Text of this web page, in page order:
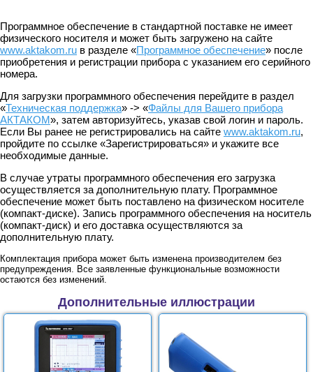
Программное обеспечение в стандартной поставке не имеет
физического носителя и может быть загружено на сайте
www.aktakom.ru в разделе «Программное обеспечение» после
приобретения и регистрации прибора с указанием его серийного
номера.
Для загрузки программного обеспечения перейдите в раздел
«Техническая поддержка» -> «Файлы для Вашего прибора
АКТАКОМ», затем авторизуйтесь, указав свой логин и пароль.
Если Вы ранее не регистрировались на сайте www.aktakom.ru,
пройдите по ссылке «Зарегистрироваться» и укажите все
необходимые данные.
В случае утраты программного обеспечения его загрузка
осуществляется за дополнительную плату. Программное
обеспечение может быть поставлено на физическом носителе
(компакт-диске). Запись программного обеспечения на носитель
(компакт-диск) и его доставка осуществляются за
дополнительную плату.
Комплектация прибора может быть изменена производителем без
предупреждения. Все заявленные функциональные возможности
остаются без изменений.
Дополнительные иллюстрации